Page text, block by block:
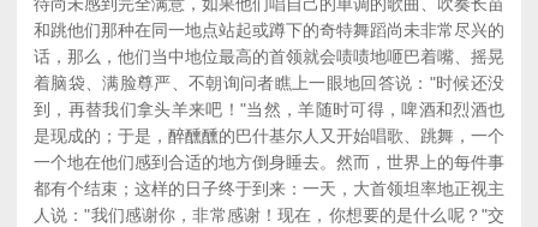
和跳他们那种在同一地点站起或蹲下的奇特舞蹈尚未非常尽兴的
话，那么，他们当中地位最高的首领就会啧啧地咂巴着嘴、摇晃
着脑袋、满脸尊严、不朝询问者瞧上一眼地回答说："时候还没
到，再替我们拿头羊来吧！"当然，羊随时可得，啤酒和烈酒也
是现成的；于是，醉醺醺的巴什基尔人又开始唱歌、跳舞，一个
一个地在他们感到合适的地方倒身睡去。然而，世界上的每件事
都有个结束；这样的日子终于到来：一天，大首领坦率地正视主
人说："我们感谢你，非常感谢！现在，你想要的是什么呢？"交